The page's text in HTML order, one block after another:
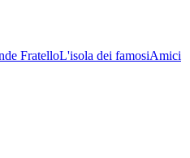
FratelloL'isola dei famosiAmici